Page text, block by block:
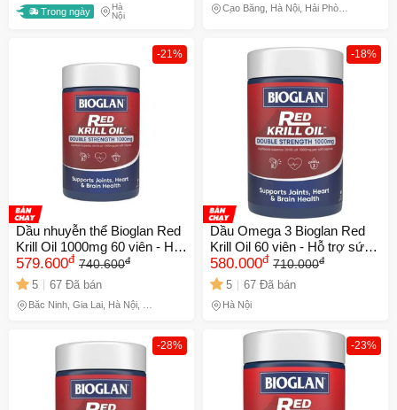
Trong ngày
Hà
Nội
Cao Bằng, Hà Nội, Hải Phòng,
-21%
Dầu nhuyễn thể Bioglan Red
Krill Oil 1000mg 60 viên - Hỗ
trợ sức khỏe xương khớp và
tim mạch tự nhiên, omega-3
từ tôm càng đỏ.
579.600đ 740.600đ
5 67 Đã bán
Bắc Ninh, Gia Lai, Hà Nội, Hồ
-18%
Dầu Omega 3 Bioglan Red
Krill Oil 60 viên - Hỗ trợ sức
khỏe tim mạch và giảm viêm
khớp từ nhuyễn thể tự nhiên,
xuất xứ Úc
580.000đ 710.000đ
5 67 Đã bán
Hà Nội
-28% -23%